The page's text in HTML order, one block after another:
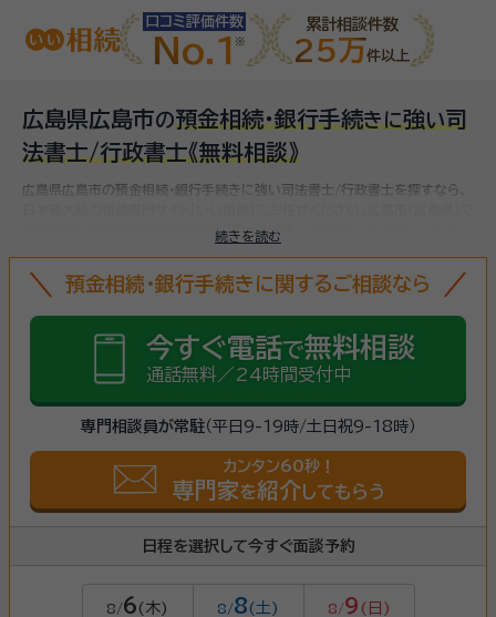
口コミ評価件数
No.1
累計相談件数
25万件以上
広島県広島市の預金相続・銀行手続き に強い司
法書士/行政書士《無料相談》
続きを読む
広島県広島市の預金相続・銀行手続きに強い司法書士/行政書士を探すなら、
対応可能な預金相続・銀行手続きに強い司法書士/行政書士をお探しいただけ
預金相続・銀行手続きに関するご相談なら
今すぐ電話で無料相談
通話無料／24時間受付中
専門相談員が常駐（平日9-19時/土日祝9-18時）
カンタン60秒！
専門家を紹介 してもらう
日程を選択して今すぐ面談予約
8/6 (木) 8/8(土) 8/9 (日)